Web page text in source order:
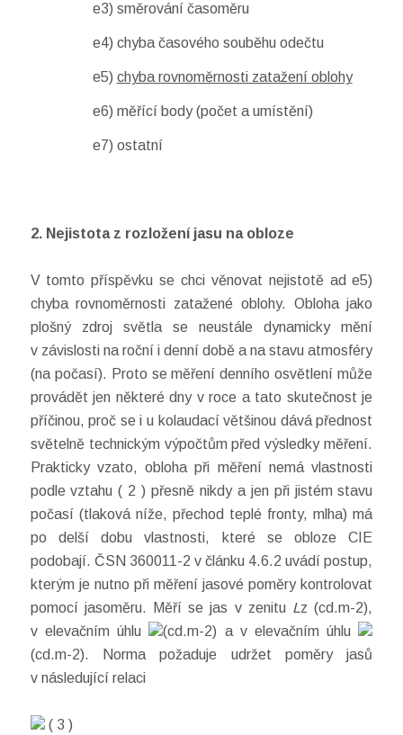
e3) směrování časoměru
e4) chyba časového souběhu odečtu
e5) chyba rovnoměrnosti zatažení oblohy
e6) měřící body (počet a umístění)
e7) ostatní
2. Nejistota z rozložení jasu na obloze
V tomto příspěvku se chci věnovat nejistotě ad e5)
chyba rovnoměrnosti zatažené oblohy. Obloha jako
plošný zdroj světla se neustále dynamicky mění
v závislosti na roční i denní době a na stavu atmosféry
(na počasí). Proto se měření denního osvětlení může
provádět jen některé dny v roce a tato skutečnost je
příčinou, proč se i u kolaudací většinou dává přednost
světelně technickým výpočtům před výsledky měření.
Prakticky vzato, obloha při měření nemá vlastnosti
podle vztahu ( 2 ) přesně nikdy a jen při jistém stavu
počasí (tlaková níže, přechod teplé fronty, mlha) má
po delší dobu vlastnosti, které se obloze CIE
podobají. ČSN 360011-2 v článku 4.6.2 uvádí postup,
kterým je nutno při měření jasové poměry kontrolovat
pomocí jasoměru. Měří se jas v zenitu Lz (cd.m-2),
v elevačním úhlu
(cd.m-2) a v elevačním úhlu
(cd.m-2). Norma požaduje udržet poměry jasů
v následující relaci
( 3 )